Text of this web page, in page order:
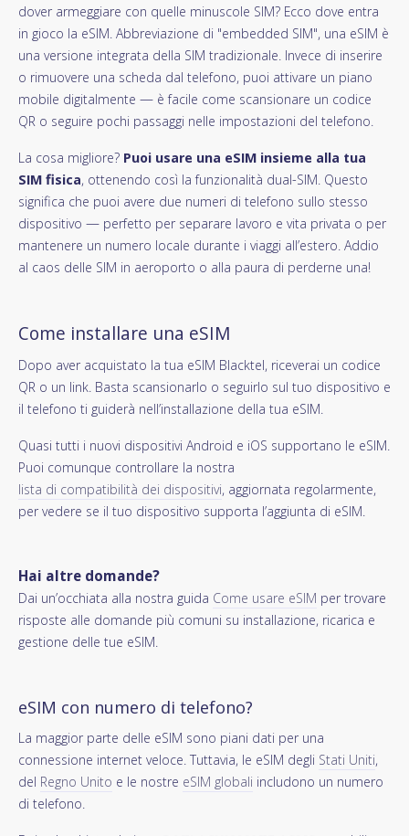
dover armeggiare con quelle minuscole SIM? Ecco dove entra
in gioco la eSIM. Abbreviazione di "embedded SIM", una eSIM è
una versione integrata della SIM tradizionale. Invece di inserire
o rimuovere una scheda dal telefono, puoi attivare un piano
mobile digitalmente — è facile come scansionare un codice
QR o seguire pochi passaggi nelle impostazioni del telefono.
La cosa migliore? Puoi usare una eSIM insieme alla tua
SIM fisica, ottenendo così la funzionalità dual-SIM. Questo
significa che puoi avere due numeri di telefono sullo stesso
dispositivo — perfetto per separare lavoro e vita privata o per
mantenere un numero locale durante i viaggi all’estero. Addio
al caos delle SIM in aeroporto o alla paura di perderne una!
Come installare una eSIM
Dopo aver acquistato la tua eSIM Blacktel, riceverai un codice
QR o un link. Basta scansionarlo o seguirlo sul tuo dispositivo e
il telefono ti guiderà nell’installazione della tua eSIM.
Quasi tutti i nuovi dispositivi Android e iOS supportano le eSIM.
Puoi comunque controllare la nostra
lista di compatibilità dei dispositivi, aggiornata regolarmente,
per vedere se il tuo dispositivo supporta l’aggiunta di eSIM.
Hai altre domande?
Dai un’occhiata alla nostra guida Come usare eSIM per trovare
risposte alle domande più comuni su installazione, ricarica e
gestione delle tue eSIM.
eSIM con numero di telefono?
La maggior parte delle eSIM sono piani dati per una
connessione internet veloce. Tuttavia, le eSIM degli Stati Uniti,
del Regno Unito e le nostre eSIM globali includono un numero
di telefono.